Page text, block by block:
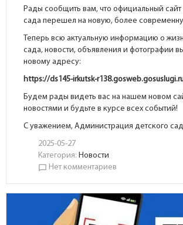
Рады сообщить вам, что официальный сайт
сада перешел на новую, более
Теперь всю актуальную информацию о
сада, новости, объявления и фотографии
новому адресу:
https://ds145-irkutsk-
Будем рады видеть вас на нашем новом
новостями и будьте в курсе всех событий!
С уважением, Администрация детского
2025-05-27
Категория:Новости
chat_bubble_outline Нет комментариев